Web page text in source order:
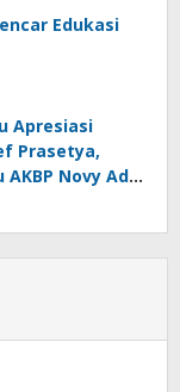
Edukasi
Apresiasi
Prasetya,
Novy Adi